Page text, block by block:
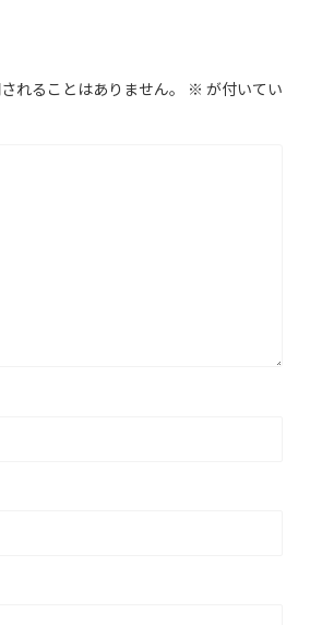
れることはありません。 ※ が付いてい